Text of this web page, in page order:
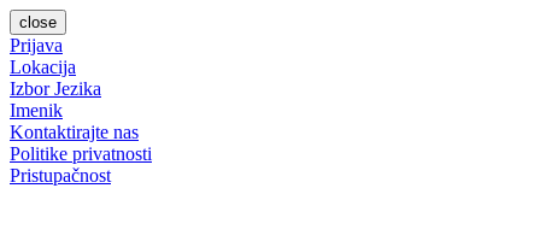
close
Prijava
Lokacija
Izbor Jezika
Imenik
Kontaktirajte nas
Politike privatnosti
Pristupačnost